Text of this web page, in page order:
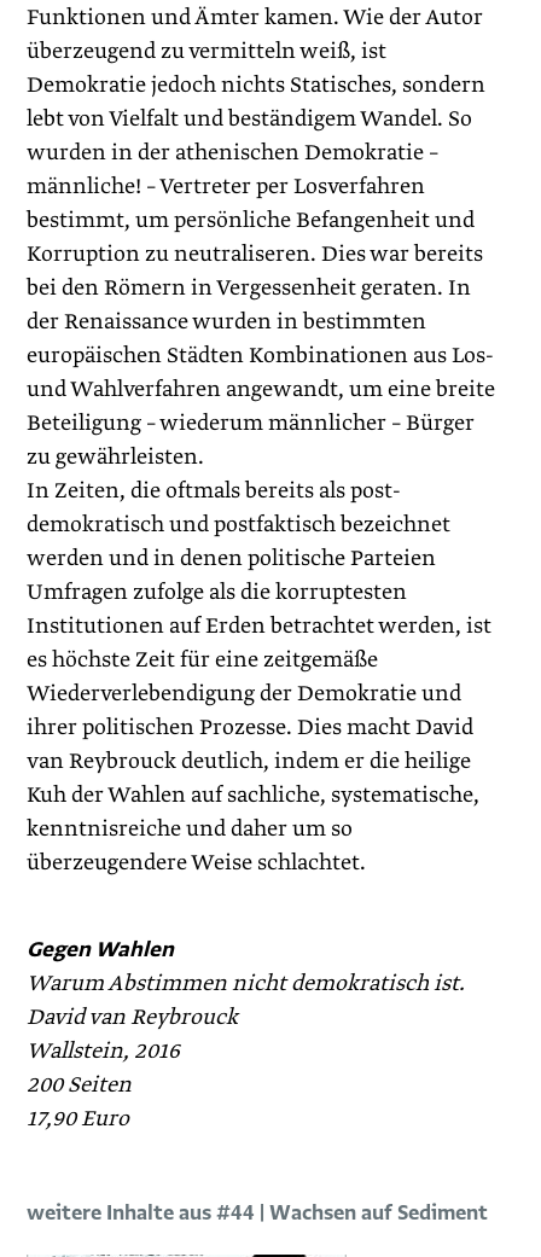
Funktionen und Ämter kamen. Wie der Autor
überzeugend zu vermitteln weiß, ist
Demokratie jedoch nichts Statisches, sondern
lebt von Vielfalt und beständigem Wandel. So
wurden in der athenischen ­Demokratie –
männliche! – Vertreter per Losverfahren
bestimmt, um persönliche Befangenheit und
Korruption zu neutraliseren. Dies war bereits
bei den Römern in Vergessenheit geraten. In
der Renaissance wurden in bestimmten
europäischen Städten Kombinationen aus Los-
und Wahlverfahren angewandt, um eine breite
Beteiligung – wiederum männlicher – Bürger
zu gewährleisten.
In Zeiten, die oftmals bereits als post­
demokratisch und postfaktisch bezeichnet
werden und in denen politische Parteien
Umfragen zufolge als die korruptesten
Institutionen auf Erden betrachtet werden, ist
es höchste Zeit für eine zeitgemäße
Wiederverlebendigung der Demokratie und
ihrer politischen Prozesse. Dies macht David
van Reybrouck deutlich, indem er die heilige
Kuh der Wahlen auf sachliche, systematische,
kenntnisreiche und daher um so
überzeugendere Weise schlachtet.
Gegen Wahlen
Warum Abstimmen nicht demokratisch ist.
David van Reybrouck
Wallstein, 2016
200 Seiten
17,90 Euro
weitere Inhalte aus #44 | Wachsen auf Sediment